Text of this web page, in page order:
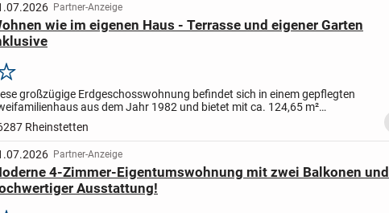
Partner-Anzeige
wie im eigenen Haus - Terrasse und eigener Garten
Merken
großzügige Erdgeschosswohnung befindet sich in einem gepflegten
aus dem Jahr 1982 und bietet mit ca. 124,65 m²
ein Zuhause, in dem man sich sofort wohlfühlt.
Rheinstetten
Partner-Anzeige
4-Zimmer-Eigentumswohnung mit zwei Balkonen und
Ausstattung!